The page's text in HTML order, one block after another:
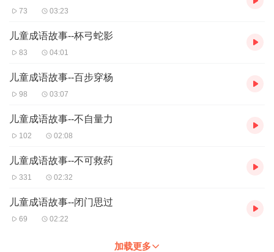
73 03:23
儿童成语故事--杯弓蛇影
83 04:01
儿童成语故事--百步穿杨
98 03:07
儿童成语故事--不自量力
102 02:08
儿童成语故事--不可救药
331 02:32
儿童成语故事--闭门思过
69 02:22
加载更多